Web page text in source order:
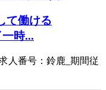
て働ける
時...
人番号：鈴鹿_期間従